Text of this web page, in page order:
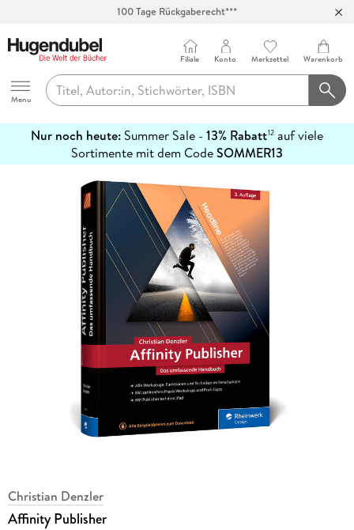
100 Tage Rückgaberecht***
Hugendubel
Menu
Filiale Konto Merkzettel Warenkorb
Nur noch heute: Summer Sale - 13% Rabatt12 auf viele
Sortimente mit dem CodeSOMMER13
erfahren
Christian Denzler
Affinity Publisher